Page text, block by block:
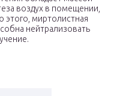
воздух в помещении,
этого, миртолистная
нейтрализовать